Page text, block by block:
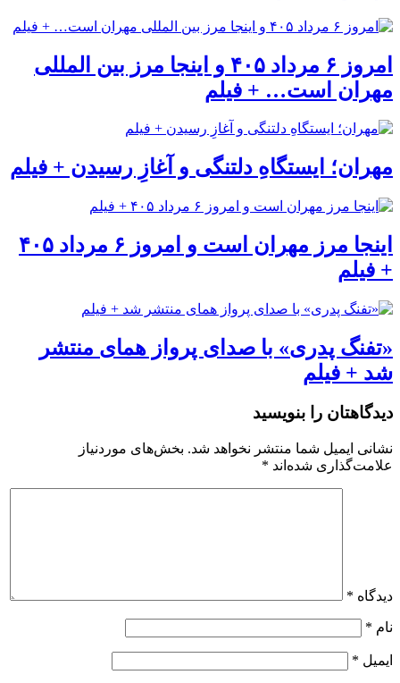
امروز ۶ مرداد ۴۰۵ و اینجا مرز بین المللی
مهران است… + فیلم
مهران؛ ایستگاهِ دلتنگی و آغازِ رسیدن + فیلم
اینجا مرز مهران است و امروز ۶ مرداد ۴۰۵
+ فیلم
«تفنگ پدری» با صدای پرواز همای منتشر
شد + فیلم
دیدگاهتان را بنویسید
نشانی ایمیل شما منتشر نخواهد شد. بخش‌های موردنیاز
علامت‌گذاری شده‌اند *
دیدگاه *
نام *
ایمیل *